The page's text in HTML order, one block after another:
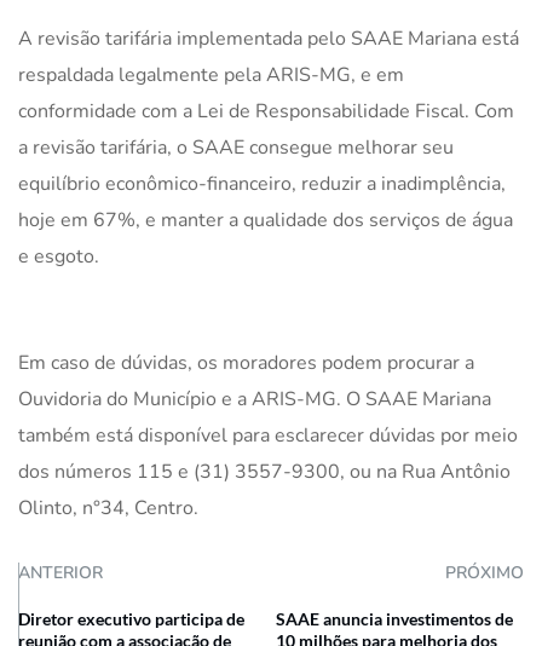
A revisão tarifária implementada pelo SAAE Mariana está
respaldada legalmente pela ARIS-MG, e em
conformidade com a Lei de Responsabilidade Fiscal. Com
a revisão tarifária, o SAAE consegue melhorar seu
equilíbrio econômico-financeiro, reduzir a inadimplência,
hoje em 67%, e manter a qualidade dos serviços de água
e esgoto.
Em caso de dúvidas, os moradores podem procurar a
Ouvidoria do Município e a ARIS-MG. O SAAE Mariana
também está disponível para esclarecer dúvidas por meio
dos números 115 e (31) 3557-9300, ou na Rua Antônio
Olinto, n°34, Centro.
ANTERIOR PRÓXIMO
Diretor executivo participa de
reunião com a associação de
SAAE anuncia investimentos de
10 milhões para melhoria dos